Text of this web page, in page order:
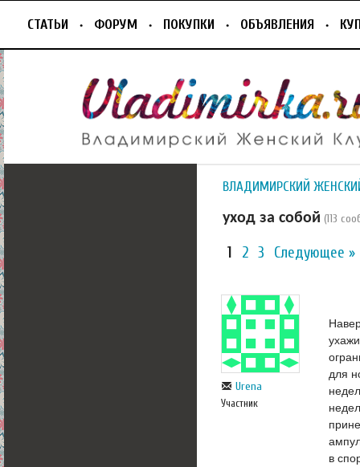
СТАТЬИ ФОРУМ ПОКУПКИ ОБЪЯВЛЕНИЯ
ВЛАДИМИРСКИЙ
уход за собой (113
1 2 3 Следующее »
Urena
Участник
для
в